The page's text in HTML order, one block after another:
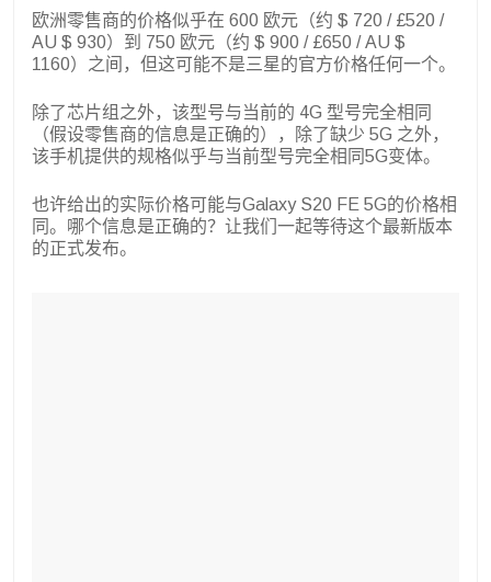
欧洲零售商的价格似乎在 600 欧元（约 $ 720 / £520 /
AU $ 930）到 750 欧元（约 $ 900 / £650 / AU $
1160）之间，但这可能不是三星的官方价格任何一个。
除了芯片组之外，该型号与当前的 4G 型号完全相同
（假设零售商的信息是正确的），除了缺少 5G 之外，
该手机提供的规格似乎与当前型号完全相同5G变体。
也许给出的实际价格可能与Galaxy S20 FE 5G的价格相
同。哪个信息是正确的？让我们一起等待这个最新版本
的正式发布。